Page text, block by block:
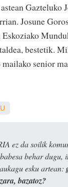
astean
Josune
bestetik.
senior
ez da soilik
behar dugu,
esku artean:
bazatoz?